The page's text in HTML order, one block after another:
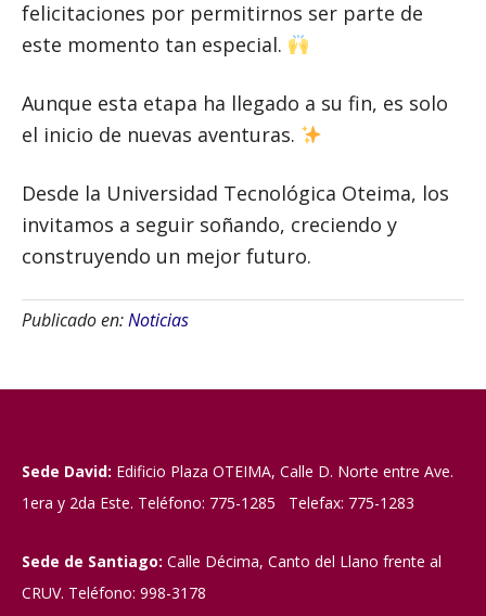
felicitaciones por permitirnos ser parte de
este momento tan especial.
Aunque esta etapa ha llegado a su fin, es solo
el inicio de nuevas aventuras.
Desde la Universidad Tecnológica Oteima, los
invitamos a seguir soñando, creciendo y
construyendo un mejor futuro.
Publicado en:Noticias
Sede David: Edificio Plaza OTEIMA, Calle D. Norte entre Ave.
1era y 2da Este. Teléfono: 775-1285 Telefax: 775-1283
Sede de Santiago: Calle Décima, Canto del Llano frente al
CRUV. Teléfono: 998-3178